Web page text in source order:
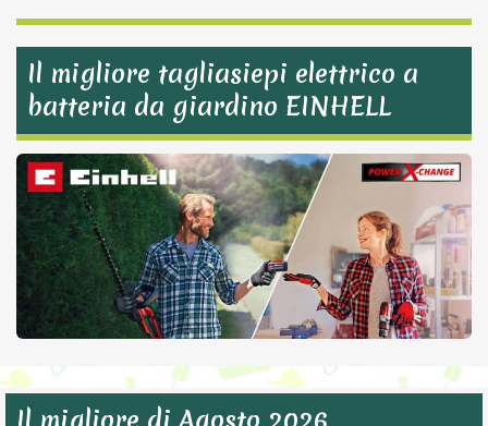
Il migliore tagliasiepi elettrico a
batteria da giardino EINHELL